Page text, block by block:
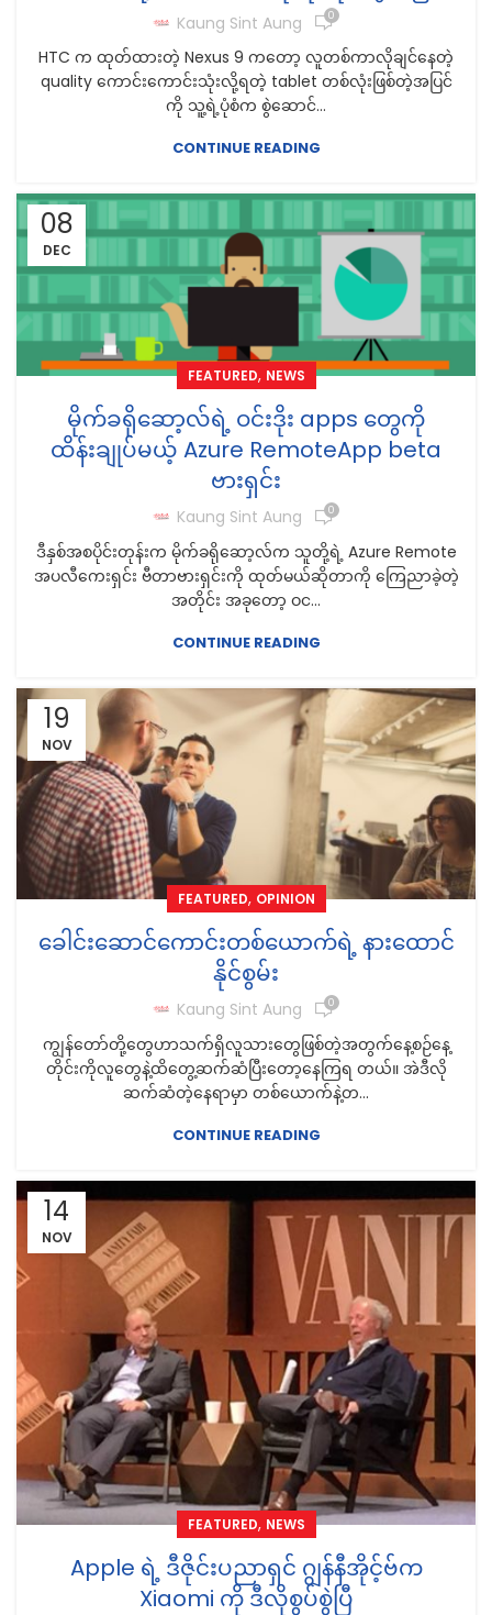
Kaung Sint Aung 0
HTC က ထုတ်ထားတဲ့ Nexus 9 ကတော့ လူတစ်ကာလိုချင်နေတဲ့
quality ကောင်းကောင်းသုံးလို့ရတဲ့ tablet တစ်လုံးဖြစ်တဲ့အပြင်
ကို သူ့ရဲ့ပုံစံက စွဲဆောင်...
CONTINUE READING
08
DEC
FEATURED, NEWS
မိုက်ခရိုဆော့လ်ရဲ့ ဝင်းဒိုး apps တွေကို
ထိန်းချုပ်မယ့် Azure RemoteApp beta
ဗားရှင်း
Kaung Sint Aung 0
ဒီနှစ်အစပိုင်းတုန်းက မိုက်ခရိုဆော့လ်က သူတို့ရဲ့ Azure Remote
အပလီကေးရှင်း ဗီတာဗားရှင်းကို ထုတ်မယ်ဆိုတာကို ကြေညာခဲ့တဲ့
အတိုင်း အခုတော့ ဝင...
CONTINUE READING
19
NOV
FEATURED, OPINION
ခေါင်းဆောင်ကောင်းတစ်ယောက်ရဲ့ နားထောင်
နိုင်စွမ်း
Kaung Sint Aung 0
ကျွန်တော်တို့တွေဟာသက်ရှိလူသားတွေဖြစ်တဲ့အတွက်နေ့စဉ်နေ့
တိုင်းကိုလူတွေနဲ့ထိတွေ့ဆက်ဆံပြီးတော့နေကြရ တယ်။ အဲဒီလို
ဆက်ဆံတဲ့နေရာမှာ တစ်ယောက်နဲ့တ...
CONTINUE READING
14
NOV
FEATURED, NEWS
Apple ရဲ့ ဒီဇိုင်းပညာရှင် ဂျွန်နီအိုင့်ဗ်က
Xiaomi ကို ဒီလိုစွပ်စွဲပြီ